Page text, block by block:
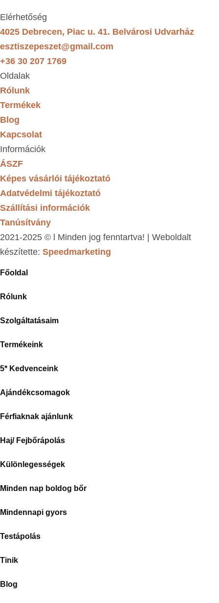
Elérhetőség
4025 Debrecen, Piac u. 41. Belvárosi Udvarház
esztiszepeszet@gmail.com
+36 30 207 1769
Oldalak
Rólunk
Termékek
Blog
Kapcsolat
Információk
ÁSZF
Képes vásárlói tájékoztató
Adatvédelmi tájékoztató
Szállítási információk
Tanúsítvány
2021-2025 © l Minden jog fenntartva! | Weboldalt
készítette: Speedmarketing
Főoldal
Rólunk
Szolgáltatásaim
Termékeink
5* Kedvenceink
Ajándékcsomagok
Férfiaknak ajánlunk
Haj/ Fejbőrápolás
Különlegességek
Minden nap boldog bőr
Mindennapi gyors
Testápolás
Tinik
Blog